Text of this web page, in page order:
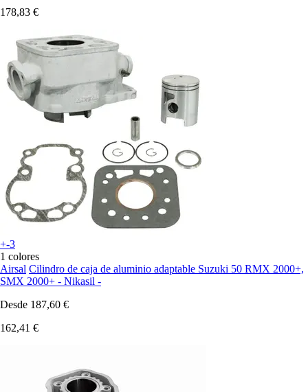
178,83 €
+-3
1 colores
Airsal Cilindro de caja de aluminio adaptable Suzuki 50 RMX 2000+,
SMX 2000+ - Nikasil -
Desde 187,60 €
162,41 €